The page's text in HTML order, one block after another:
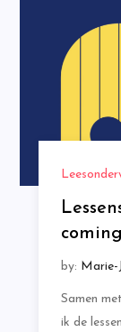
by: Marie-
Samen
ik de